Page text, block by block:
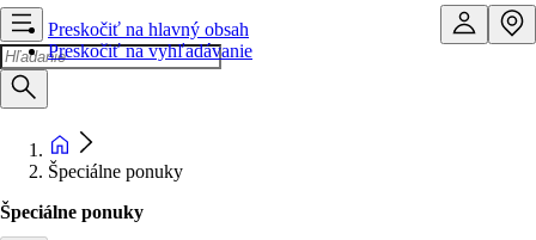
Preskočiť na hlavný obsah
Preskočiť na vyhľadávanie
Špeciálne ponuky
Špeciálne ponuky